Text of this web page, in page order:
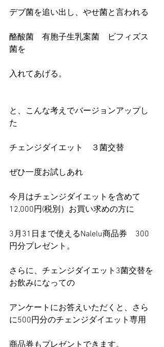
デブ菌を追い出し、やせ菌と言われる
酪酸菌　有胞子生乳案菌　ビフィズス
菌を
入れてあげる。
と、こんな考えでバージョンアップし
た
チェンジダイエット　３菌交替
ぜひ一度お試しあれ
今月はチェンジダイエットを含めて
12,000円(税別）お買い求めの方に
3月31日まで使えるNalelu商品券　300
円分プレゼント。
さらに、チェンジダイエット3菌交替を
お飲みになっての
アンケートにお答えいただくと、さら
に500円分のチェンジダイエット専用
商品券もプレゼントできます。